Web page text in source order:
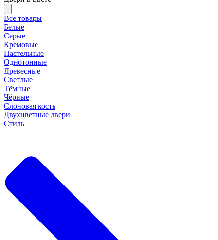
Все товары
Белые
Серые
Кремовые
Пастельные
Однотонные
Древесные
Светлые
Тёмные
Чёрные
Слоновая кость
Двухцветные двери
Стиль